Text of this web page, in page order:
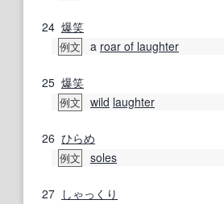
24 爆笑
例文 a roar of laughter
25 爆笑
例文 wild laughter
26 ひらめ
例文 soles
27 しゃっくり